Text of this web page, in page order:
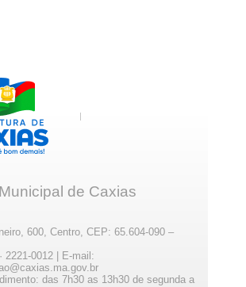
de Caxias
600, Centro, CEP: 65.604-090 –
2221-0012 | E-mail:
das 7h30 as 13h30 de segunda a